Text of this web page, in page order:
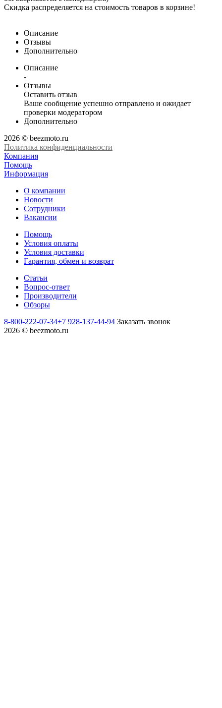
Скидка распределяется на стоимость товаров в корзине!
Описание
Отзывы
Дополнительно
Описание
-
Отзывы
Оставить отзыв
Ваше сообщение успешно отправлено и ожидает
проверки модератором
Дополнительно
2026 © beezmoto.ru
Политика конфиденциальности
Компания
Помощь
Информация
О компании
Новости
Сотрудники
Вакансии
Помощь
Условия оплаты
Условия доставки
Гарантия, обмен и возврат
Статьи
Вопрос-ответ
Производители
Обзоры
8-800-222-07-34+7 928-137-44-94 Заказать звонок
2026 © beezmoto.ru